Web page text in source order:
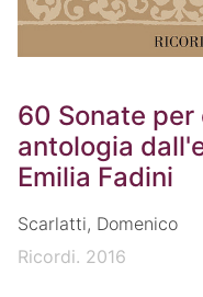
60 Sonate
antologia
Emilia Fadini
Scarlatti, Domenico
Ricordi. 2016